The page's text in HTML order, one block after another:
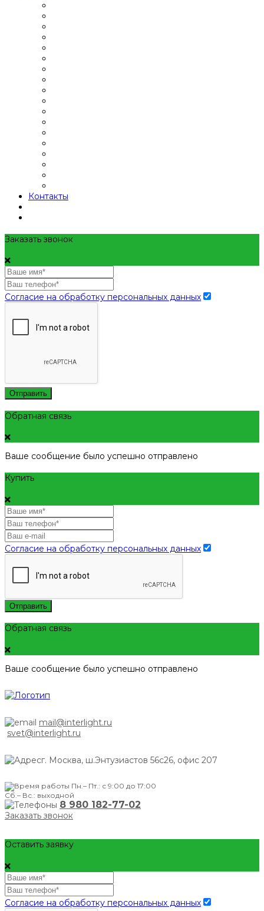
Контакты
Заказать звонок
Согласие на обработку персональных данных
Отправить
Обратная связь
Ваше сообщение было успешно отправлено
Купить
Согласие на обработку персональных данных
Отправить
Обратная связь
Ваше сообщение было успешно отправлено
mail@interlight.ru
svet@interlight.ru
г. Москва, ш.Энтузиастов 56с26, офис 207
Пн.– Пт.: с 9:00 до 17:00
Сб.– Вс.: выходной
8 980 182-77-02
Заказать звонок
Оставить заявку
Согласие на обработку персональных данных